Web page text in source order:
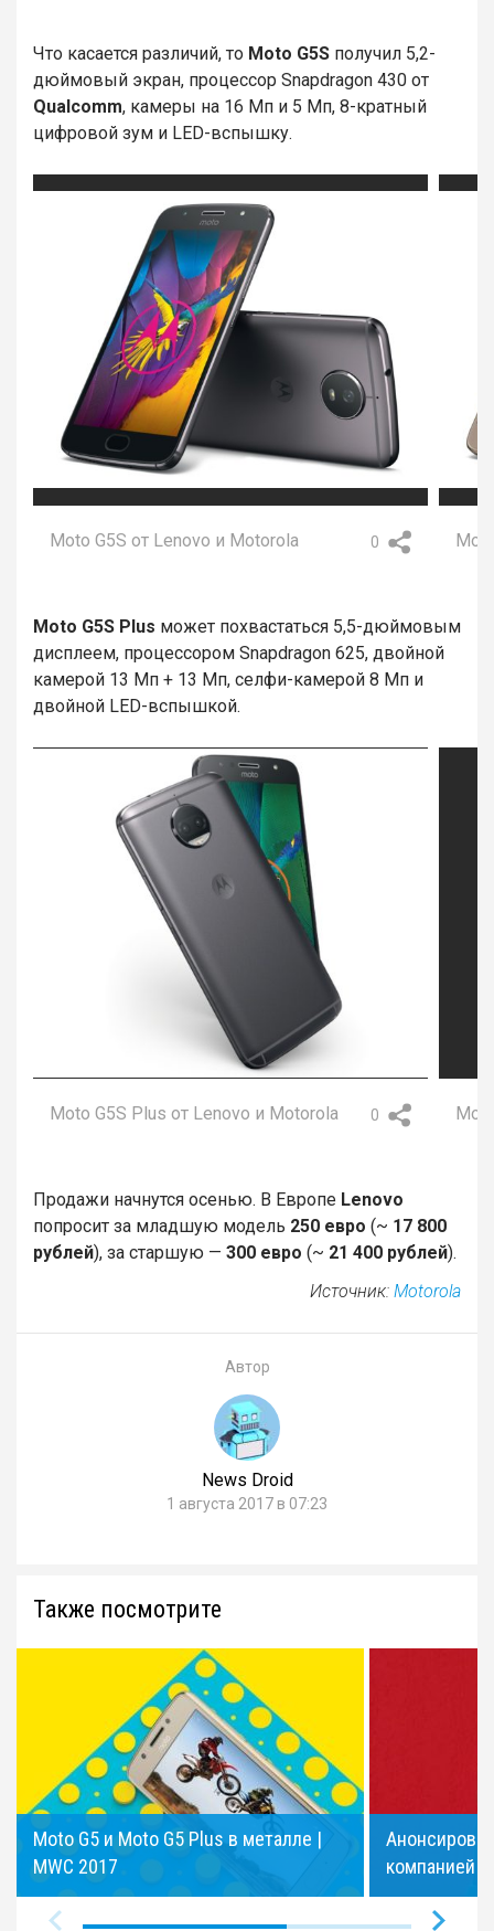
Что касается различий, то Moto G5S получил 5,2-
дюймовый экран, процессор Snapdragon 430 от
Qualcomm, камеры на 16 Мп и 5 Мп, 8-кратный
цифровой зум и LED-вспышку.
0
Moto G5S от Lenovo и Motorola
Moto G5S Plus может похвастаться 5,5-дюймовым
дисплеем, процессором Snapdragon 625, двойной
камерой 13 Мп + 13 Мп, селфи-камерой 8 Мп и
двойной LED-вспышкой.
0
Moto G5S Plus от Lenovo и Motorola
Продажи начнутся осенью. В Европе Lenovo
попросит за младшую модель 250 евро (~ 17 800
рублей), за старшую — 300 евро (~ 21 400 рублей).
Источник: Motorola
Автор
News Droid
1 августа 2017 в 07:23
Также посмотрите
Moto G5 и Moto G5 Plus в металле |
MWC 2017
компанией